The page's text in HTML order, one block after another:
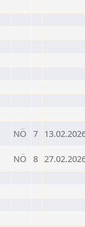
NÖ 7
NÖ 8